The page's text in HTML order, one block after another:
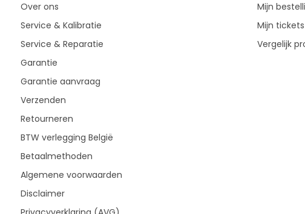
Over ons
Service & Kalibratie
Service & Reparatie
Garantie
Garantie aanvraag
Verzenden
Retourneren
BTW verlegging België
Betaalmethoden
Algemene voorwaarden
Disclaimer
Mijn
Mijn tickets
Vergelijk